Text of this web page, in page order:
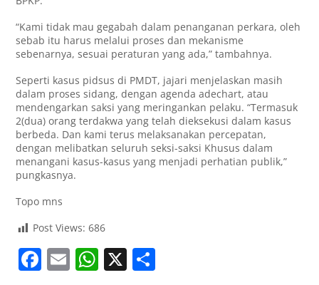
“Kami tidak mau gegabah dalam penanganan perkara, oleh
sebab itu harus melalui proses dan mekanisme
sebenarnya, sesuai peraturan yang ada,” tambahnya.
Seperti kasus pidsus di PMDT, jajari menjelaskan masih
dalam proses sidang, dengan agenda adechart, atau
mendengarkan saksi yang meringankan pelaku. “Termasuk
2(dua) orang terdakwa yang telah dieksekusi dalam kasus
berbeda. Dan kami terus melaksanakan percepatan,
dengan melibatkan seluruh seksi-saksi Khusus dalam
menangani kasus-kasus yang menjadi perhatian publik,”
pungkasnya.
Topo mns
Post Views: 686
F E W X